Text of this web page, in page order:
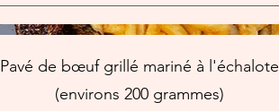
Pavé de bœuf grillé mariné à l'échalote
(environs 200 grammes)